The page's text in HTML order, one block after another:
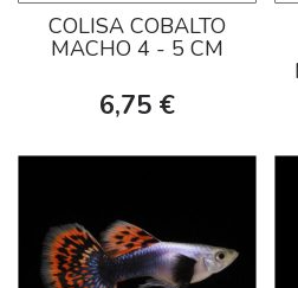
COLISA COBALTO
MACHO 4 - 5 CM
6,75 €